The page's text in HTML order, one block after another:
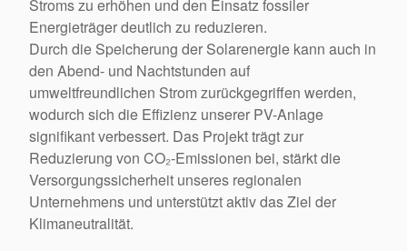
Stroms zu erhöhen und den Einsatz fossiler
Energieträger deutlich zu reduzieren.
Durch die Speicherung der Solarenergie kann auch in
den Abend- und Nachtstunden auf
umweltfreundlichen Strom zurückgegriffen werden,
wodurch sich die Effizienz unserer PV-Anlage
signifikant verbessert. Das Projekt trägt zur
Reduzierung von CO₂-Emissionen bei, stärkt die
Versorgungssicherheit unseres regionalen
Unternehmens und unterstützt aktiv das Ziel der
Klimaneutralität.